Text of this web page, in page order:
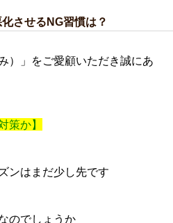
させるNG習慣は？
）」をご愛顧いただき誠にあ
策か】
ンはまだ少し先です
のでしょうか